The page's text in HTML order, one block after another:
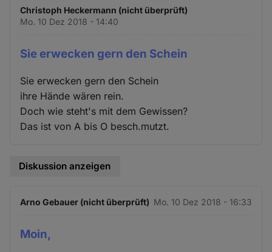
Christoph Heckermann (nicht überprüft)
Mo. 10 Dez 2018 - 14:40
Sie erwecken gern den Schein
Sie erwecken gern den Schein
ihre Hände wären rein.
Doch wie steht's mit dem Gewissen?
Das ist von A bis O besch.mutzt.
Diskussion anzeigen
Arno Gebauer (nicht überprüft) Mo. 10 Dez 2018 - 16:33
Moin,